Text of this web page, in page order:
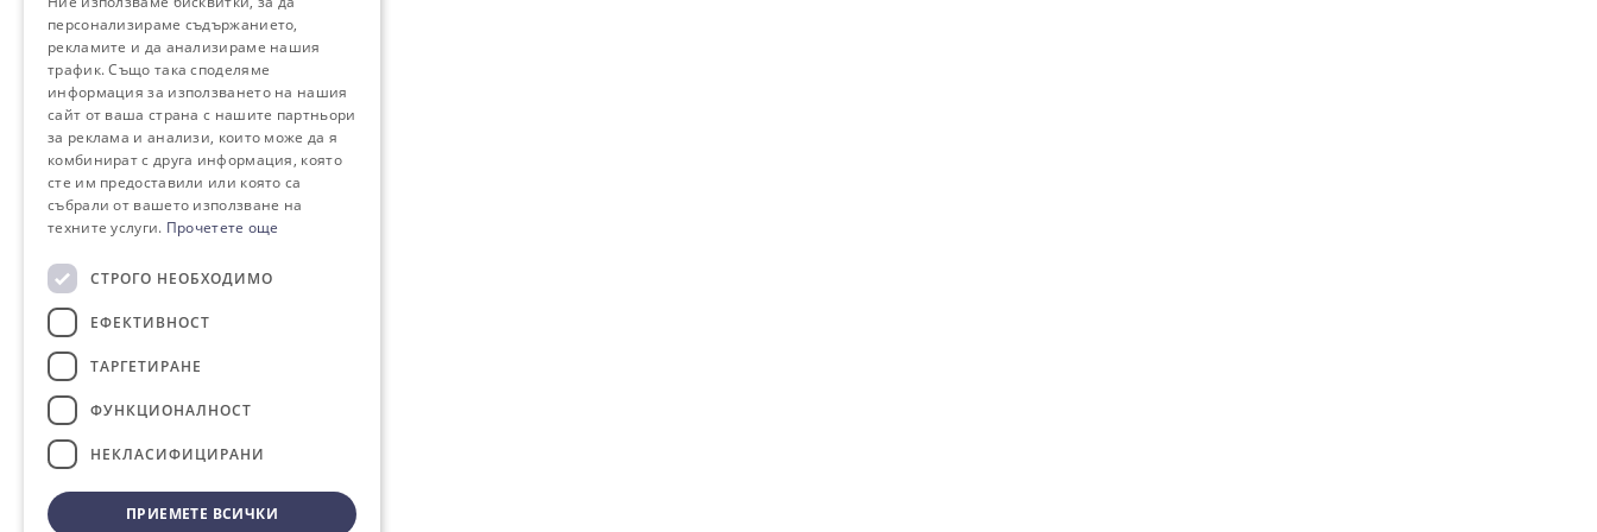
персонализираме съдържанието,
рекламите и да анализираме нашия
трафик. Също така споделяме
информация за използването на нашия
сайт от ваша страна с нашите партньори
за реклама и анализи, които може да я
комбинират с друга информация, която
сте им предоставили или която са
събрали от вашето използване на
техните услуги. Прочетете още
СТРОГО НЕОБХОДИМО
ЕФЕКТИВНОСТ
ТАРГЕТИРАНЕ
ФУНКЦИОНАЛНОСТ
НЕКЛАСИФИЦИРАНИ
ПРИЕМЕТЕ ВСИЧКИ